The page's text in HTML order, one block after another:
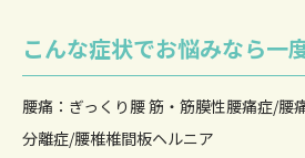
こんな症状でお悩みなら一
腰痛：ぎっくり腰 筋・筋膜性腰痛症/腰
分離症/腰椎椎間板ヘルニア